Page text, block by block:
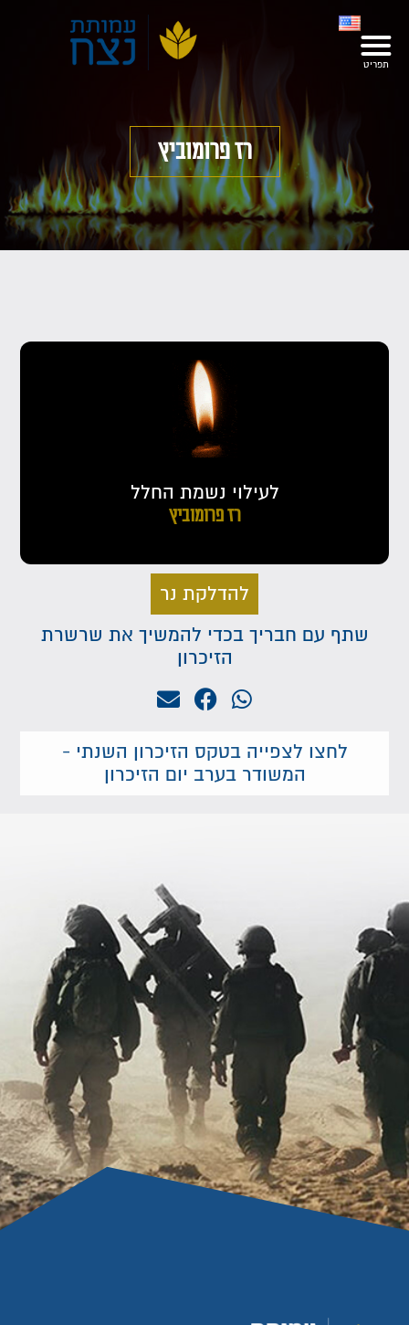
רז פרומוביץ
לעילוי נשמת החלל
רז פרומוביץ
להדלקת נר
שתף עם חבריך בכדי להמשיך את שרשרת
הזיכרון
לחצו לצפייה בטקס הזיכרון השנתי -
המשודר בערב יום הזיכרון